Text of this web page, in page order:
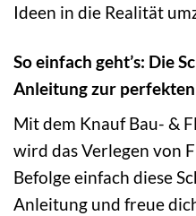
Ideen in die Realität
So einfach geht’s: Die
Anleitung zur
Mit dem Knauf Bau- &
wird das Verlegen von
Befolge einfach diese
Anleitung und freue